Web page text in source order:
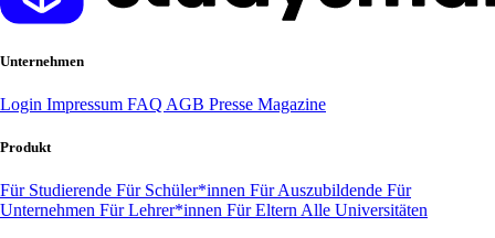
Unternehmen
Login Impressum FAQ AGB Presse Magazine
Produkt
Für Studierende Für Schüler*innen Für Auszubildende Für
Unternehmen Für Lehrer*innen Für Eltern Alle Universitäten